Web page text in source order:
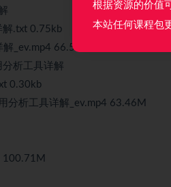
解.txt 0.75kb
_ev.mp4 66.51M
析工具详解
0.30kb
分析工具详解_ev.mp4 63.46M
100.71M
根据资源的价值
本站任何课程包